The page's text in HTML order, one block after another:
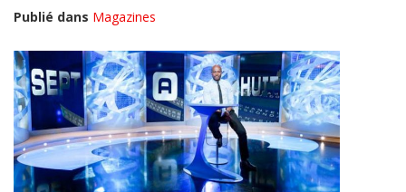
Publié dans Magazines